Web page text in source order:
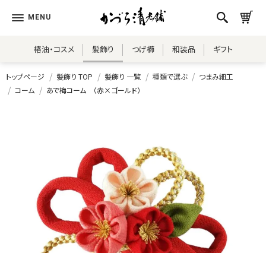
椿油・コスメ 髪飾り つげ櫛 和装品 ギフト
トップページ 髪飾り TOP 髪飾り 一覧 種類で選ぶ
つまみ細工
コーム
あで梅コーム （赤×ゴールド）